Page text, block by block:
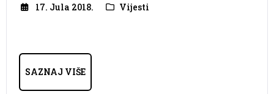
17. Jula 2018. Vijesti
SAZNAJ VIŠE